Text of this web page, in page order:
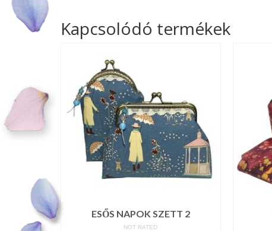
Kapcsolódó termékek
ESŐS NAPOK SZETT 2
NOT RATED